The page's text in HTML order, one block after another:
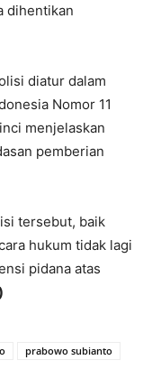
dihentikan
diatur dalam
Nomor 11
menjelaskan
pemberian
tersebut, baik
hukum tidak lagi
pidana atas
prabowo subianto